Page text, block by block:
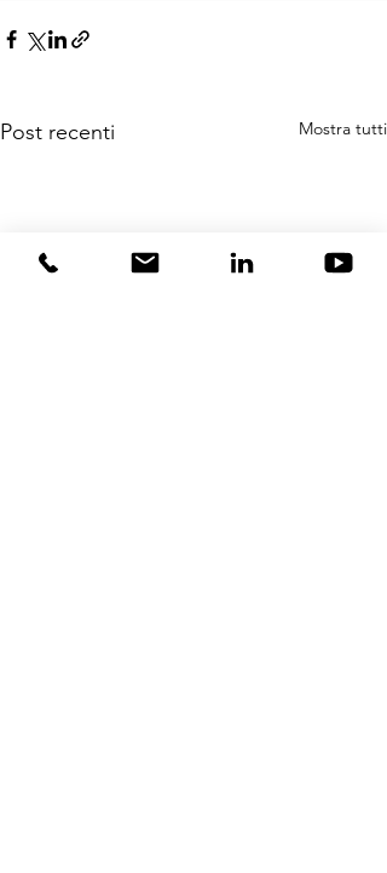
Post recenti Mostra tutti